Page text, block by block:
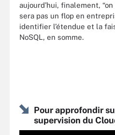
aujourd’hui, finalement,
sera pas un flop en
identifier l’étendue et la
NoSQL, en somme.
Pour approfondir
supervision du